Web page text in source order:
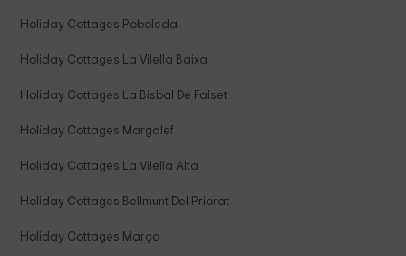
Holiday Cottages Poboleda
Holiday Cottages La Vilella Baixa
Holiday Cottages La Bisbal De Falset
Holiday Cottages Margalef
Holiday Cottages La Vilella Alta
Holiday Cottages Bellmunt Del Priorat
Holiday Cottages Marça